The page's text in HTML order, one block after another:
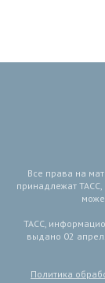
Все права на
принадлежат
ТАСС,
выдано 02
Политика